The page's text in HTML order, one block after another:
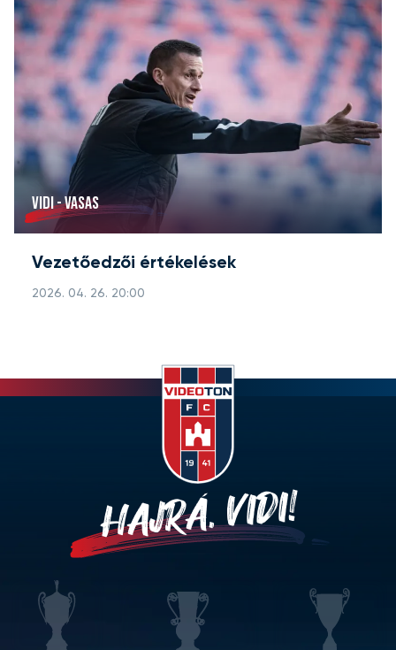
VIDI - VASAS
Vezetőedzői értékelések
2026. 04. 26. 20:00
HAJRÁ, VIDI!